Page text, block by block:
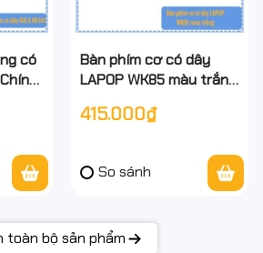
có
Bàn phím cơ có dây
LAPOP WK85 màu trắng
phím– chính hiệu, full
415.000₫
So sánh
toàn bộ sản phẩm